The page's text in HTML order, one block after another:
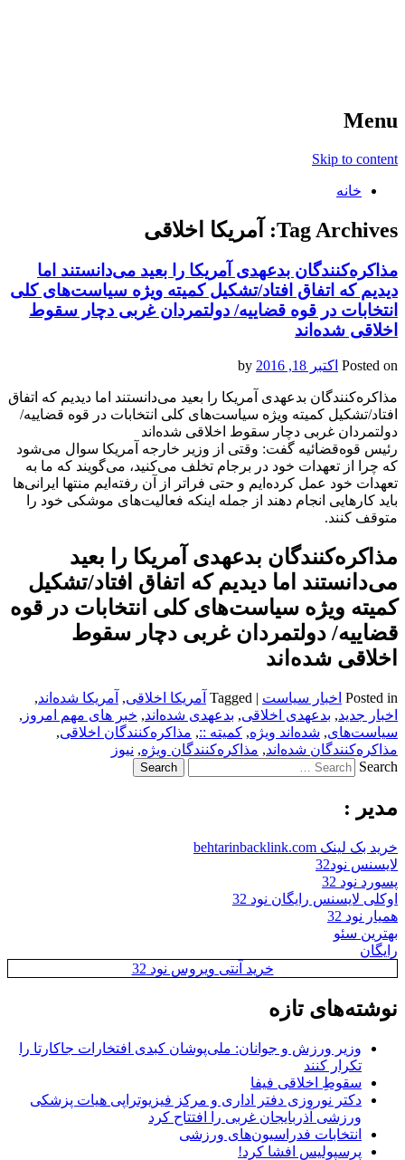
Menu
Skip to content
خانه
Tag Archives: آمریکا اخلاقی
مذاکره‌کنندگان بدعهدی آمریکا را بعید می‌دانستند اما
دیدیم که اتفاق افتاد/تشکیل کمیته ویژه سیاست‌های کلی
انتخابات در قوه قضاییه/ دولتمردان غربی دچار سقوط
اخلاقی شده‌اند
Posted on اکتبر 18, 2016
مذاکره‌کنندگان بدعهدی آمریکا را بعید می‌دانستند اما دیدیم که اتفاق
افتاد/تشکیل کمیته ویژه سیاست‌های کلی انتخابات در قوه قضاییه/
دولتمردان غربی دچار سقوط اخلاقی شده‌اند
رئیس قوه‌قضائیه گفت: وقتی از وزیر خارجه آمریکا سوال می‌شود
که چرا از تعهدات خود در برجام تخلف می‌کنید، می‌گویند که ما به
تعهدات خود عمل کرده‌ایم و حتی فراتر از آن رفته‌ایم منتها ایرانی‌ها
باید کارهایی انجام دهند از جمله اینکه فعالیت‌های موشکی خود را
متوقف کنند.
مذاکره‌کنندگان بدعهدی آمریکا را بعید
می‌دانستند اما دیدیم که اتفاق افتاد/تشکیل
کمیته ویژه سیاست‌های کلی انتخابات در قوه
قضاییه/ دولتمردان غربی دچار سقوط
اخلاقی شده‌اند
Posted in اخبار سیاست |
Tagged آمریکا اخلاقی, آمریکا شده‌اند,
اخبار جدید, بدعهدی اخلاقی, بدعهدی شده‌اند, خبر های مهم امروز ,
سیاست‌های, شده‌اند ویژه, کمیته ::, مذاکره‌کنندگان اخلاقی,
مذاکره‌کنندگان شده‌اند, مذاکره‌کنندگان ویژه, نیوز
Search
مدیر :
خرید بک لینک behtarinbacklink.com
لایسنس نود32
پسورد نود 32
اوکلی لایسنس رایگان نود 32
همیار نود 32
بهترین سئو
رایگان
خرید آنتی ویروس نود 32
نوشته‌های تازه
وزیر ورزش و جوانان: ملی‌پوشان کبدی افتخارات جاکارتا را
تکرار کنند
سقوطِ اخلاقی فیفا
دکتر نوروزی دفتر اداری و مرکز فیزیوتراپی هیات پزشکی
ورزشی آذربایجان غربی را افتتاح کرد
انتخابات فدراسیون‌های ورزشی
پرسپولیس افشا کرد!